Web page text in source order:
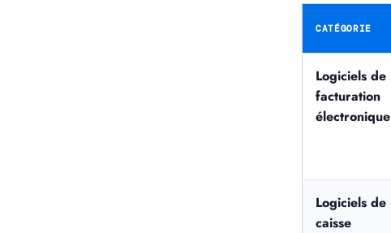
CATÉGORIE
Logiciels de
facturation
électronique
Logiciels de
caisse